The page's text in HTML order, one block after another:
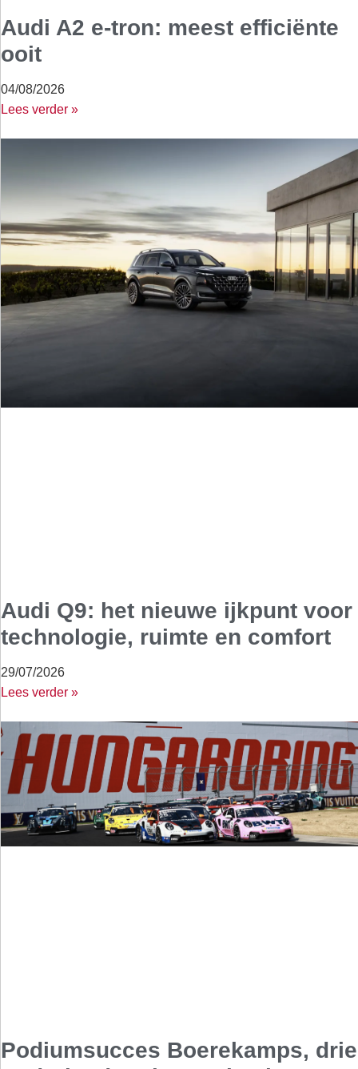
Audi A2 e-tron: meest efficiënte
ooit
04/08/2026
Lees verder »
Audi Q9: het nieuwe ijkpunt voor
technologie, ruimte en comfort
29/07/2026
Lees verder »
Podiumsucces Boerekamps, drie